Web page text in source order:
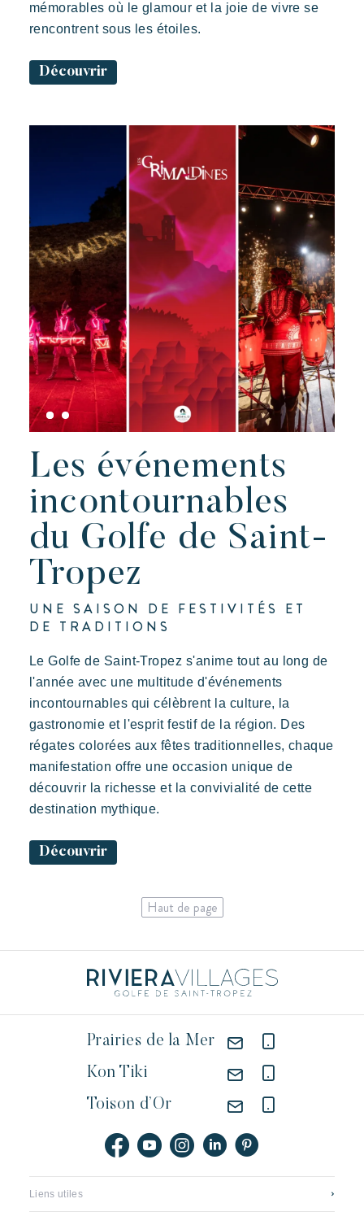
mémorables où le glamour et la joie de vivre se
rencontrent sous les étoiles.
Découvrir
Les événements
incontournables
du Golfe de Saint-
Tropez
UNE SAISON DE FESTIVITÉS ET
DE TRADITIONS
Le Golfe de Saint-Tropez s'anime tout au long de
l'année avec une multitude d'événements
incontournables qui célèbrent la culture, la
gastronomie et l'esprit festif de la région. Des
régates colorées aux fêtes traditionnelles, chaque
manifestation offre une occasion unique de
découvrir la richesse et la convivialité de cette
destination mythique.
Découvrir
Haut de page
Prairies de la Mer
Kon Tiki
Toison d’Or
Liens utiles